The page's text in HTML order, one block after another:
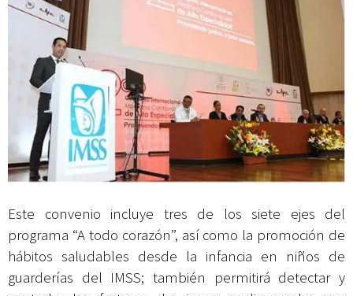
Este convenio incluye tres de los siete ejes del
programa “A todo corazón”, así como la promoción de
hábitos saludables desde la infancia en niños de
guarderías del IMSS; también permitirá detectar y